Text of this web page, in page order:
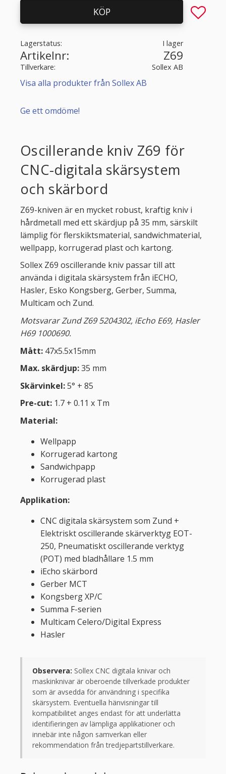
KÖP Lägg till
Lagerstatus I lager
Artikelnr Z69
Tillverkare Sollex AB
Visa alla produkter från Sollex AB
Ge ett omdöme!
Oscillerande kniv Z69 för
CNC-digitala skärsystem
och skärbord
Z69-kniven är en mycket robust, kraftig kniv i
hårdmetall med ett skärdjup på 35 mm, särskilt
lämplig för flerskiktsmaterial, sandwichmaterial,
wellpapp, korrugerad plast och kartong.
Sollex Z69 oscillerande kniv passar till att
använda i digitala skärsystem från iECHO,
Hasler, Esko Kongsberg, Gerber, Summa,
Multicam och Zund.
Motsvarar Zund Z69 5204302, iEcho E69, Hasler
H69 1000690.
Mått: 47x5.5x15mm
Max. skärdjup:35 mm
Skärvinkel:5° + 85
Pre-cut: 1.7 + 0.11 x Tm
Material:
Wellpapp
Korrugerad kartong
Sandwichpapp
Korrugerad plast
Applikation:
CNC digitala skärsystem som Zund +
Elektriskt oscillerande skärverktyg EOT-
250, Pneumatiskt oscillerande verktyg
(POT) med bladhållare 1.5 mm
iEcho skärbord
Gerber MCT
Kongsberg XP/C
Summa F-serien
Multicam Celero/Digital Express
Hasler
Observera: Sollex CNC digitala knivar och
maskinknivar är oberoende tillverkade produkter
som är avsedda för användning i specifika
skärsystem. Eventuella hänvisningar till
kompatibilitet anges endast för att underlätta
identifieringen av lämpliga applikationer och
innebär inte någon samverkan eller
rekommendation från tredjepartstillverkare.